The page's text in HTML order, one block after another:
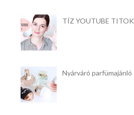
TÍZ YOUTUBE TITOK
Nyárváró parfümajánló